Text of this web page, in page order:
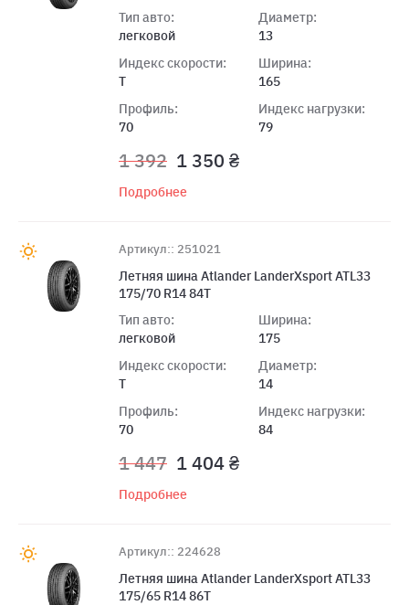
Тип авто:
легковой
Индекс скорости:
T
Профиль:
70
Диаметр:
13
Ширина:
165
Индекс нагрузки:
79
1 392 1 350 ₴
Подробнее
Артикул:: 251021
Летняя шина Atlander LanderXsport ATL33
175/70 R14 84T
Тип авто:
легковой
Индекс скорости:
T
Профиль:
70
Ширина:
175
Диаметр:
14
Индекс нагрузки:
84
1 447 1 404 ₴
Подробнее
Артикул:: 224628
Летняя шина Atlander LanderXsport ATL33
175/65 R14 86T